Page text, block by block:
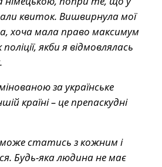
квиток. Вишвирнула мої
хоча мала право максимум
якби я відмовлялась
за українське
країні – це препаскудні
статись з кожним і
Будь-яка людина не має